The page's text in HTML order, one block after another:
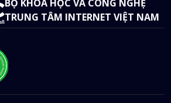
BỘ KHOA HỌC VÀ CÔNG NGHỆ
TRUNG TÂM INTERNET VIỆT NAM